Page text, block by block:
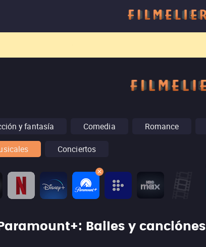
y fantasía Comedia Romance
Conciertos
Bailes y canciónes